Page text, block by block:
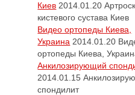
Киев 2014.01.20
кистевого сустава Киев
Видео ортопеды Киева,
Украина 2014.01.20
ортопеды Киева,
Анкилозирующий
2014.01.15
спондилит